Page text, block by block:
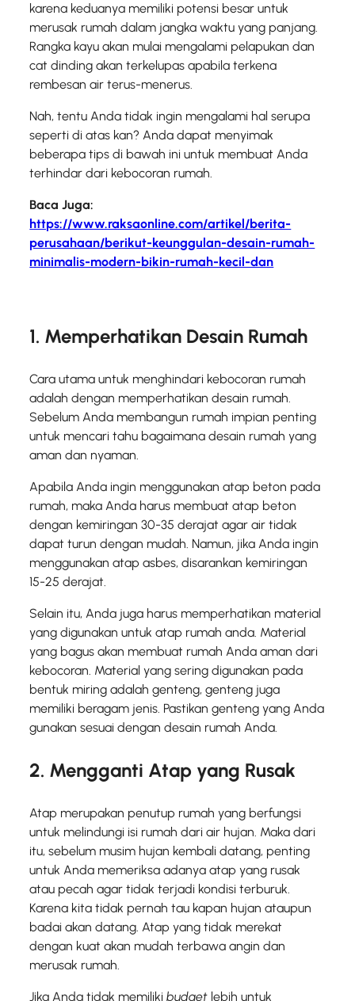
karena keduanya memiliki potensi besar untuk
merusak rumah dalam jangka waktu yang panjang.
Rangka kayu akan mulai mengalami pelapukan dan
cat dinding akan terkelupas apabila terkena
rembesan air terus-menerus.
Nah, tentu Anda tidak ingin mengalami hal serupa
seperti di atas kan? Anda dapat menyimak
beberapa tips di bawah ini untuk membuat Anda
terhindar dari kebocoran rumah.
Baca Juga:
https://www.raksaonline.com/artikel/berita-
perusahaan/berikut-keunggulan-desain-rumah-
minimalis-modern-bikin-rumah-kecil-dan
1. Memperhatikan Desain Rumah
Cara utama untuk menghindari kebocoran rumah
adalah dengan memperhatikan desain rumah.
Sebelum Anda membangun rumah impian penting
untuk mencari tahu bagaimana desain rumah yang
aman dan nyaman.
Apabila Anda ingin menggunakan atap beton pada
rumah, maka Anda harus membuat atap beton
dengan kemiringan 30-35 derajat agar air tidak
dapat turun dengan mudah. Namun, jika Anda ingin
menggunakan atap asbes, disarankan kemiringan
15-25 derajat.
Selain itu, Anda juga harus memperhatikan material
yang digunakan untuk atap rumah anda. Material
yang bagus akan membuat rumah Anda aman dari
kebocoran. Material yang sering digunakan pada
bentuk miring adalah genteng, genteng juga
memiliki beragam jenis. Pastikan genteng yang Anda
gunakan sesuai dengan desain rumah Anda.
2. Mengganti Atap yang Rusak
Atap merupakan penutup rumah yang berfungsi
untuk melindungi isi rumah dari air hujan. Maka dari
itu, sebelum musim hujan kembali datang, penting
untuk Anda memeriksa adanya atap yang rusak
atau pecah agar tidak terjadi kondisi terburuk.
Karena kita tidak pernah tau kapan hujan ataupun
badai akan datang. Atap yang tidak merekat
dengan kuat akan mudah terbawa angin dan
merusak rumah.
Jika Anda tidak memilikibudget lebih untuk